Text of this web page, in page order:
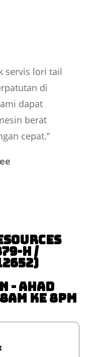
servis lori tail
di
dapat
berat
cepat.”
H /
- Ahad
ke 8pm